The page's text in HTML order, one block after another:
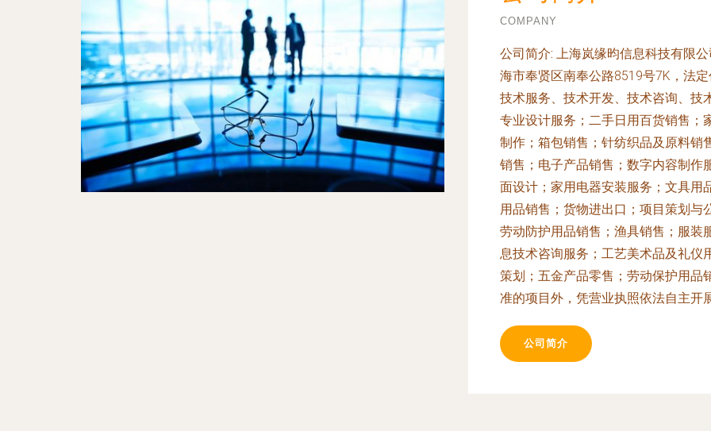
COMPANY
公司简介: 上海岚缘昀信息科技有限
海市奉贤区南奉公路8519号7K，法
技术服务、技术开发、技术咨询、技
专业设计服务；二手日用百货销售；
制作；箱包销售；针纺织品及原料销
销售；电子产品销售；数字内容制作
面设计；家用电器安装服务；文具用
用品销售；货物进出口；项目策划与
劳动防护用品销售；渔具销售；服装
息技术咨询服务；工艺美术品及礼仪
策划；五金产品零售；劳动保护用品
准的项目外，凭营业执照依法自主开
公司简介